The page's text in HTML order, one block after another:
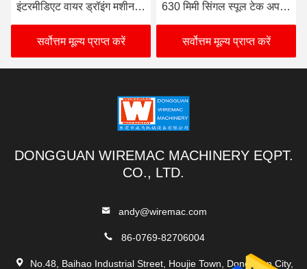
इंटरमीडिएट वायर ड्रॉइंग मशीन
21D
सर्वोत्तम मूल्य प्राप्त करें
630 मिमी सिंगल स्पूल टेक अप के
साथ
सर्वोत्तम मूल्य प्राप्त करें
DONGGUAN WIREMAC MACHINERY EQPT.
CO., LTD.
andy@wiremac.com
86-0769-82706004
No.48, Baihao Industrial Street, Houjie Town, Dongguan City,